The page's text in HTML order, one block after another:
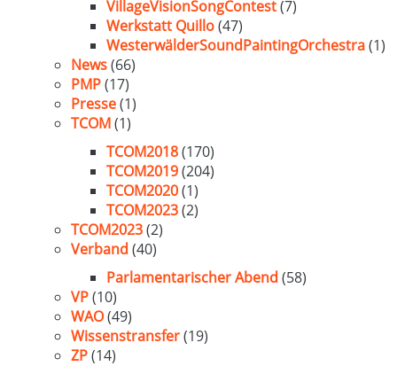
VillageVisionSongContest(7)
Werkstatt Quillo(47)
WesterwälderSoundPaintingOrchestra(1)
News(66)
PMP(17)
Presse(1)
TCOM(1)
TCOM2018(170)
TCOM2019(204)
TCOM2020(1)
TCOM2023(2)
TCOM2023(2)
Verband (40)
Parlamentarischer Abend (58)
VP(10)
WAO(49)
Wissenstransfer(19)
ZP(14)